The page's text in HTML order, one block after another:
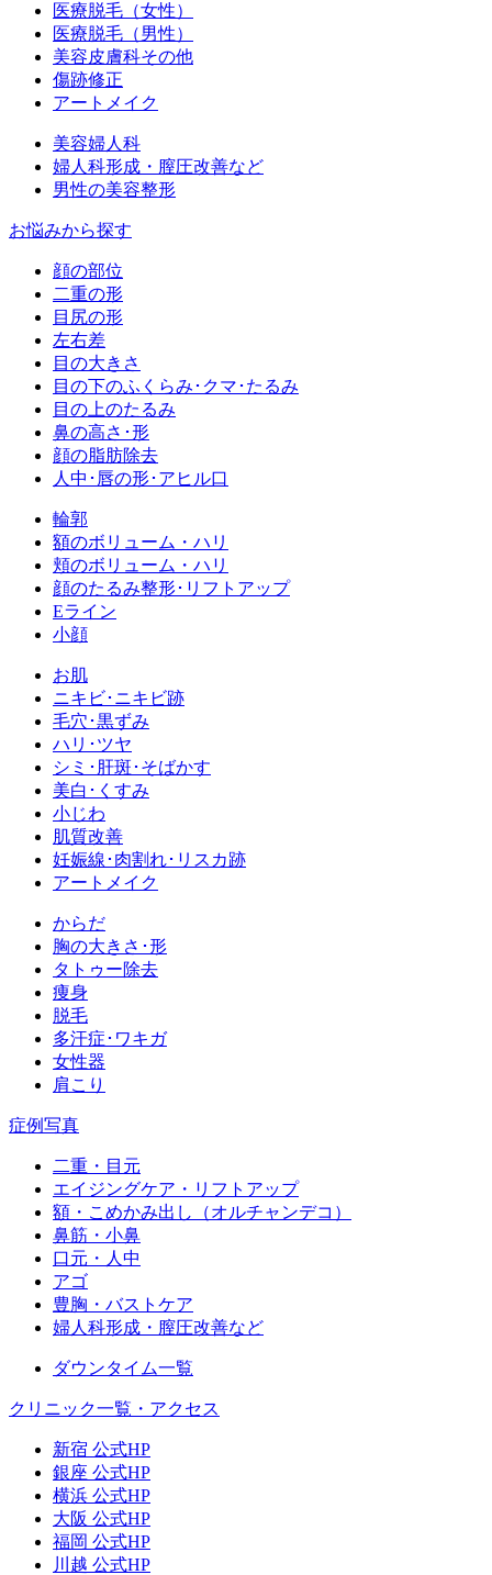
医療脱毛（女性）
医療脱毛（男性）
美容皮膚科その他
傷跡修正
アートメイク
美容婦人科
婦人科形成・膣圧改善など
男性の美容整形
お悩みから探す
顔の部位
二重の形
目尻の形
左右差
目の大きさ
目の下のふくらみ･クマ･たるみ
目の上のたるみ
鼻の高さ･形
顔の脂肪除去
人中･唇の形･アヒル口
輪郭
額のボリューム・ハリ
頬のボリューム・ハリ
顔のたるみ整形･リフトアップ
Eライン
小顔
お肌
ニキビ･ニキビ跡
毛穴･黒ずみ
ハリ･ツヤ
シミ･肝斑･そばかす
美白･くすみ
小じわ
肌質改善
妊娠線･肉割れ･リスカ跡
アートメイク
からだ
胸の大きさ･形
タトゥー除去
痩身
脱毛
多汗症･ワキガ
女性器
肩こり
症例写真
二重・目元
エイジングケア・リフトアップ
額・こめかみ出し（オルチャンデコ）
鼻筋・小鼻
口元・人中
アゴ
豊胸・バストケア
婦人科形成・膣圧改善など
ダウンタイム一覧
クリニック一覧・アクセス
新宿 公式HP
銀座 公式HP
横浜 公式HP
大阪 公式HP
福岡 公式HP
川越 公式HP